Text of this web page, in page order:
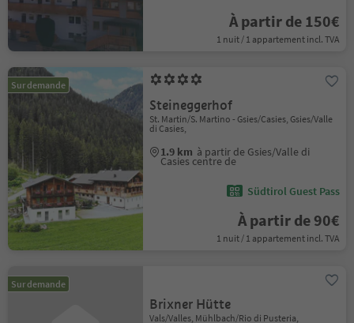
À partir de 150€
1 nuit / 1 appartement incl. TVA
Sur demande
Steineggerhof
St. Martin/S. Martino - Gsies/Casies, Gsies/Valle
di Casies,
1.9 km à partir de Gsies/Valle di
Casies centre de
Südtirol Guest Pass
À partir de 90€
1 nuit / 1 appartement incl. TVA
Sur demande
Brixner Hütte
Vals/Valles, Mühlbach/Rio di Pusteria,